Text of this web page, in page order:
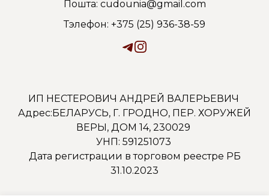
Пошта: cudounia@gmail.com
Тэлефон: +375 (25) 936-38-59
ИП НЕСТЕРОВИЧ АНДРЕЙ ВАЛЕРЬЕВИЧ
Адрес:БЕЛАРУСЬ, Г. ГРОДНО, ПЕР. ХОРУЖЕЙ
ВЕРЫ, ДОМ 14, 230029
УНП: 591251073
Дата регистрации в торговом реестре РБ
31.10.2023